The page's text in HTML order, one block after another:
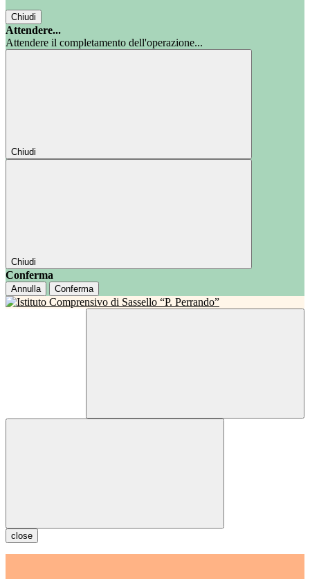
Chiudi
Attendere...
Attendere il completamento dell'operazione...
Chiudi
Chiudi
Conferma
Annulla Conferma
close